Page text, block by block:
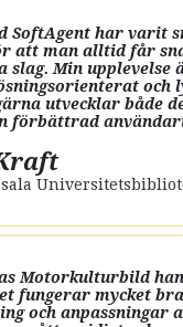
SoftAgent har varit
att man alltid får
slag. Min upplevelse
och
utvecklar både
förbättrad
Motorkulturbild
fungerar mycket
och anpassningar